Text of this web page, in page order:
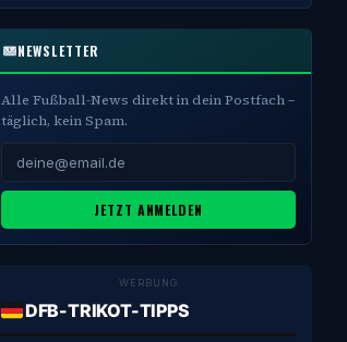
NEWSLETTER
Alle Fußball-News direkt in dein Postfach –
täglich, kein Spam.
JETZT ANMELDEN
WERBUNG
DFB-TRIKOT-TIPPS